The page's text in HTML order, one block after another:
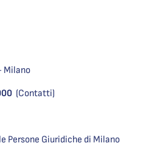
Milano
(Contatti)
Persone Giuridiche di Milano